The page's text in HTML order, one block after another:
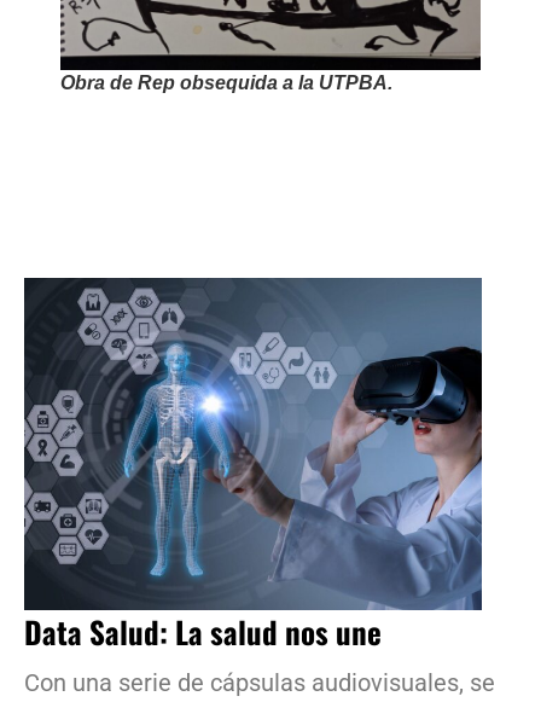
Obra de Rep obsequida a la UTPBA.
Data Salud: La salud nos une
Con una serie de cápsulas audiovisuales, se